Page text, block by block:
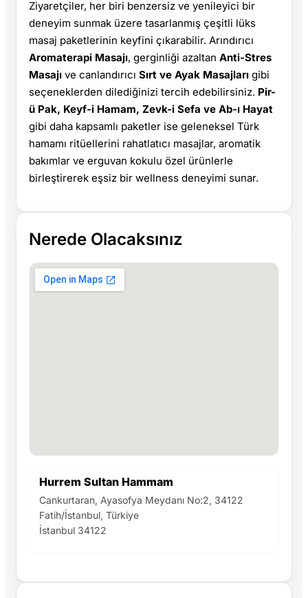
Ziyaretçiler, her biri benzersiz ve yenileyici bir
deneyim sunmak üzere tasarlanmış çeşitli lüks
masaj paketlerinin keyfini çıkarabilir. Arındırıcı
Aromaterapi Masajı, gerginliği azaltan Anti-Stres
Masajı ve canlandırıcı Sırt ve Ayak Masajları gibi
seçeneklerden dilediğinizi tercih edebilirsiniz. Pir-
ü Pak, Keyf-i Hamam, Zevk-i Sefa ve Ab-ı Hayat
gibi daha kapsamlı paketler ise geleneksel Türk
hamamı ritüellerini rahatlatıcı masajlar, aromatik
bakımlar ve erguvan kokulu özel ürünlerle
birleştirerek eşsiz bir wellness deneyimi sunar.
Nerede Olacaksınız
Hurrem Sultan Hammam
Cankurtaran, Ayasofya Meydanı No:2, 34122
Fatih/İstanbul, Türkiye
İstanbul 34122